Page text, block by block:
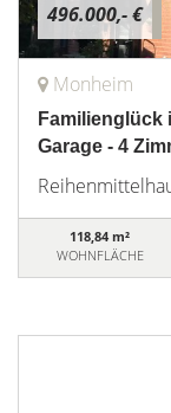
496.000,- €
Monheim
Familienglück
Garage - 4
118,84 m²
WOHNFLÄCHE